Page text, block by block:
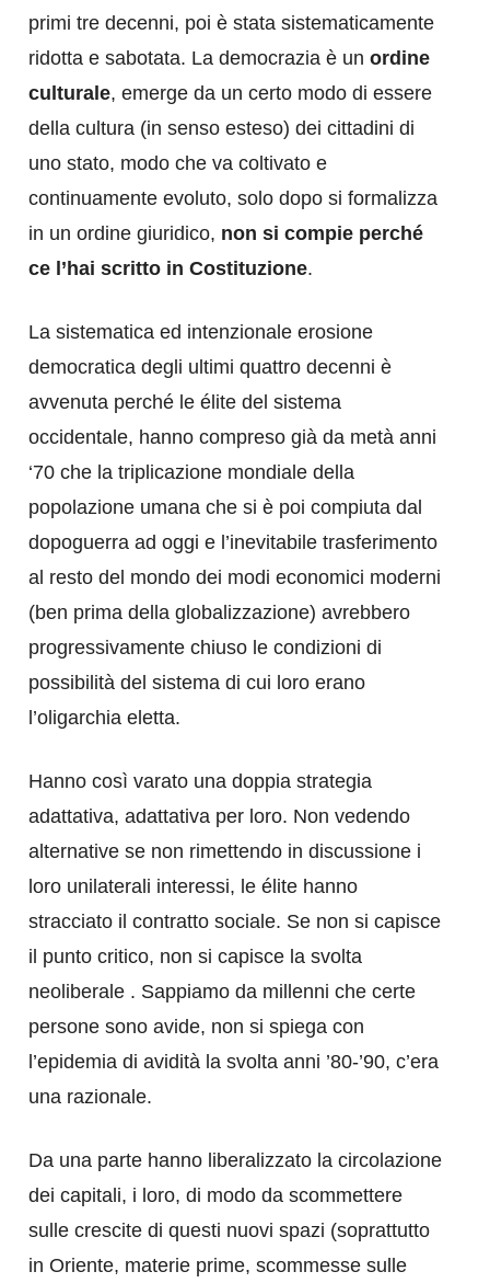
primi tre decenni, poi è stata sistematicamente
ridotta e sabotata. La democrazia è un ordine
culturale, emerge da un certo modo di essere
della cultura (in senso esteso) dei cittadini di
uno stato, modo che va coltivato e
continuamente evoluto, solo dopo si formalizza
in un ordine giuridico, non si compie perché
ce l’hai scritto in Costituzione.
La sistematica ed intenzionale erosione
democratica degli ultimi quattro decenni è
avvenuta perché le élite del sistema
occidentale, hanno compreso già da metà anni
‘70 che la triplicazione mondiale della
popolazione umana che si è poi compiuta dal
dopoguerra ad oggi e l’inevitabile trasferimento
al resto del mondo dei modi economici moderni
(ben prima della globalizzazione) avrebbero
progressivamente chiuso le condizioni di
possibilità del sistema di cui loro erano
l’oligarchia eletta.
Hanno così varato una doppia strategia
adattativa, adattativa per loro. Non vedendo
alternative se non rimettendo in discussione i
loro unilaterali interessi, le élite hanno
stracciato il contratto sociale. Se non si capisce
il punto critico, non si capisce la svolta
neoliberale . Sappiamo da millenni che certe
persone sono avide, non si spiega con
l’epidemia di avidità la svolta anni ’80-’90, c’era
una razionale.
Da una parte hanno liberalizzato la circolazione
dei capitali, i loro, di modo da scommettere
sulle crescite di questi nuovi spazi (soprattutto
in Oriente, materie prime, scommesse sulle